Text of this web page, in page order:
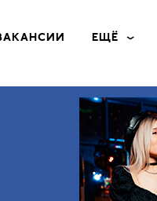
ЕЩЁ
КОНТАКТЫ
РАЗМЕЩЕНИЕ